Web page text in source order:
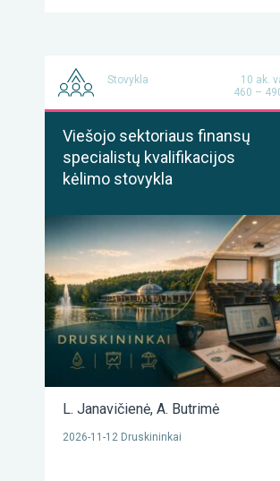
Stovykla
10 ak.
460 –
Viešojo sektoriaus finansų
specialistų kvalifikacijos
kėlimo stovykla
L. Janavičienė, A. Butrimė
2026-11-12 Druskininkai